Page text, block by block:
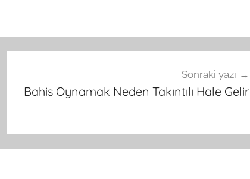
Sonraki yazı
Bahis Oynamak Neden Takıntılı Hale Gelir